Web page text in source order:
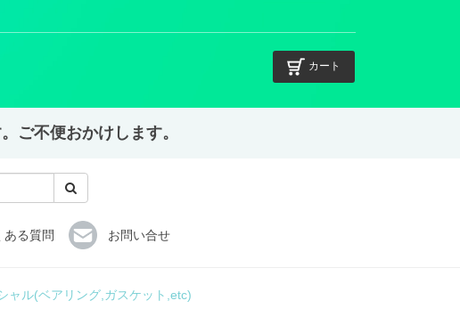
カート
ご不便おかけします。
ある質問 お問い合せ
ャル(ベアリング,ガスケット,etc)